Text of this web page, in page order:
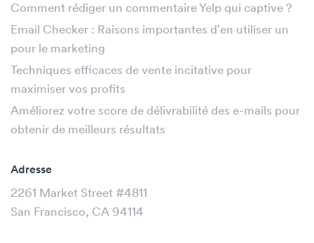
Comment rédiger un commentaire Yelp qui captive ?
Email Checker : Raisons importantes d'en utiliser un
pour le marketing
Techniques efficaces de vente incitative pour
maximiser vos profits
Améliorez votre score de délivrabilité des e-mails pour
obtenir de meilleurs résultats
Adresse
2261 Market Street #4811
San Francisco, CA 94114